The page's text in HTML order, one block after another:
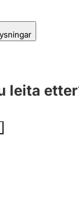
leita